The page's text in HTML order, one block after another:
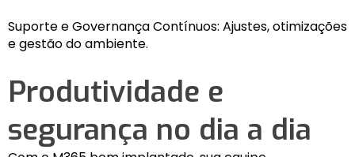
Suporte e Governança Contínuos: Ajustes, otimizações
e gestão do ambiente.
Produtividade e
segurança no dia a dia